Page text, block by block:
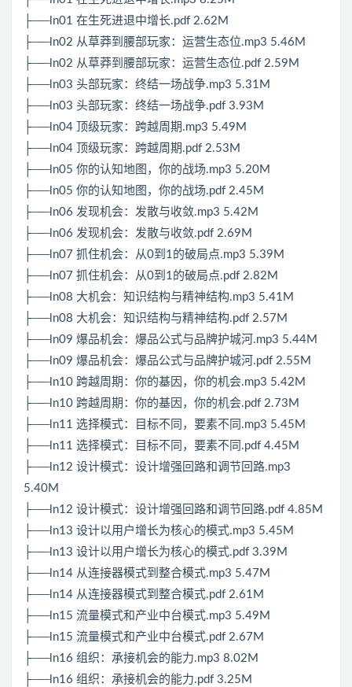
├──ln01 在生死进退中增长.pdf 2.62M
├──ln02 从草莽到腰部玩家：运营生态位.mp3 5.46M
├──ln02 从草莽到腰部玩家：运营生态位.pdf 2.59M
├──ln03 头部玩家：终结一场战争.mp3 5.31M
├──ln03 头部玩家：终结一场战争.pdf 3.93M
├──ln04 顶级玩家：跨越周期.mp3 5.49M
├──ln04 顶级玩家：跨越周期.pdf 2.53M
├──ln05 你的认知地图，你的战场.mp3 5.20M
├──ln05 你的认知地图，你的战场.pdf 2.45M
├──ln06 发现机会：发散与收敛.mp3 5.42M
├──ln06 发现机会：发散与收敛.pdf 2.69M
├──ln07 抓住机会：从0到1的破局点.mp3 5.39M
├──ln07 抓住机会：从0到1的破局点.pdf 2.82M
├──ln08 大机会：知识结构与精神结构.mp3 5.41M
├──ln08 大机会：知识结构与精神结构.pdf 2.57M
├──ln09 爆品机会：爆品公式与品牌护城河.mp3 5.44M
├──ln09 爆品机会：爆品公式与品牌护城河.pdf 2.55M
├──ln10 跨越周期：你的基因，你的机会.mp3 5.42M
├──ln10 跨越周期：你的基因，你的机会.pdf 2.73M
├──ln11 选择模式：目标不同，要素不同.mp3 5.45M
├──ln11 选择模式：目标不同，要素不同.pdf 4.45M
├──ln12 设计模式：设计增强回路和调节回路.mp3
5.40M
├──ln12 设计模式：设计增强回路和调节回路.pdf 4.85M
├──ln13 设计以用户增长为核心的模式.mp3 5.45M
├──ln13 设计以用户增长为核心的模式.pdf 3.39M
├──ln14 从连接器模式到整合模式.mp3 5.47M
├──ln14 从连接器模式到整合模式.pdf 2.61M
├──ln15 流量模式和产业中台模式.mp3 5.49M
├──ln15 流量模式和产业中台模式.pdf 2.67M
├──ln16 组织：承接机会的能力.mp3 8.02M
├──ln16 组织：承接机会的能力.pdf 3.25M